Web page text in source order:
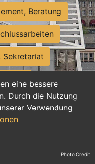
eine bessere
Durch die Nutzung
Verwendung
Beratung
Sekretariat
Photo Credit